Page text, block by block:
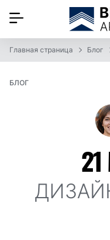
Главная страница Блог
БЛОГ